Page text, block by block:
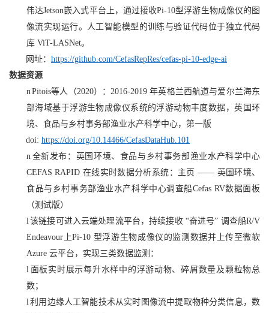
伟达Jetson嵌入式平台上，通过接收Pi-10型浮游生物成像仪的图
像流实现运行。人工智能模型的训练与验证代码位于独立代码
库 ViT-LASNet。
网址： https://github.com/CefasRepRes/cefas-pi-10-edge-ai
数据资源
nPitois等人（2020）：2016-2019年英格兰西航道与爱尔兰海东
部海域基于浮游生物成像仪系统的浮游动物丰度数据，英国环
境、食品与乡村事务部渔业水产科学中心，第一版
doi: https://doi.org/10.14466/CefasDataHub.101
n 全新发布：英国环境、食品与乡村事务部渔业水产科学中心
CEFAS RAPID 在线实时数据分析系统：主页—— 英国环境、
食品与乡村事务部渔业水产科学中心调查船Cefas RV数据面板
（测试版）
l该链接可进入云端处理流平台，持续接收 “奋进号” 调查船R/V
Endeavour 上Pi-10 型浮游生物成像仪的监测数据并上传至微软
Azure 云平台，实现三类数据监测：
l 面板实时展示每升水样中的浮游动物、碎屑数量及颗粒物总
数；
l利用边缘人工智能技术从实时图像流中提取物种分类信息，数